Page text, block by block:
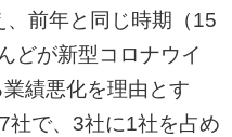
、前年と同じ時期（15
どが新型コロナウイ
績悪化を理由とす
社で、3社に1社を占め